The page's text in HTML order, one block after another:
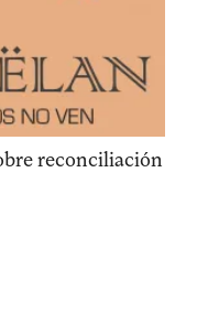
reconciliación